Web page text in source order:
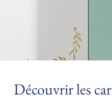
Découvrir les